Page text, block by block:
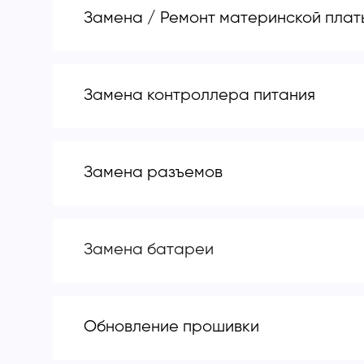
Замена / Ремонт материнской
Замена контроллера питания
Замена разъемов
Замена батареи
Обновление прошивки